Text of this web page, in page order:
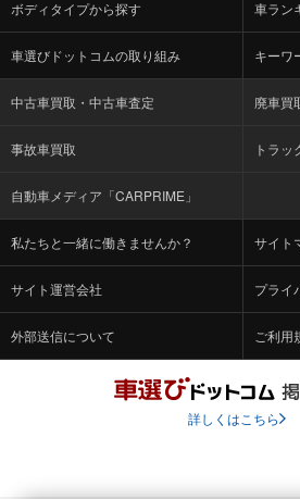
ボディタイプから探す 車ラン
車選びドットコムの取り組み キーワ
中古車買取・中古車査定 廃車買
事故車買取 トラッ
自動車メディア「CARPRIME」
私たちと一緒に働きませんか？ サイト
サイト運営会社 プライ
外部送信について ご利用
詳しくはこちら